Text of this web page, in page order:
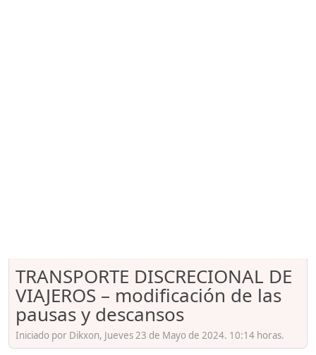
TRANSPORTE DISCRECIONAL DE
VIAJEROS – modificación de las
pausas y descansos
Iniciado por Dikxon, Jueves 23 de Mayo de 2024. 10:14 horas.